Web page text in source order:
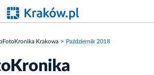
Krakowa Październik 2018